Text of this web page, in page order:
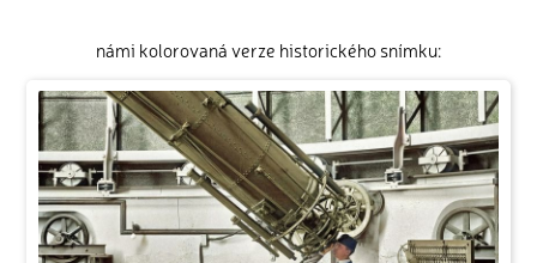
námi kolorovaná verze historického snímku: